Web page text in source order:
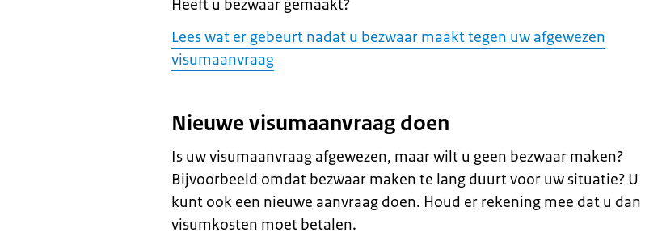
Heeft u bezwaar gemaakt?
Lees wat er gebeurt nadat u bezwaar maakt tegen uw afgewezen
visumaanvraag
Nieuwe visumaanvraag doen
Is uw visumaanvraag afgewezen, maar wilt u geen bezwaar maken?
Bijvoorbeeld omdat bezwaar maken te lang duurt voor uw situatie? U
kunt ook een nieuwe aanvraag doen. Houd er rekening mee dat u dan
visumkosten moet betalen.